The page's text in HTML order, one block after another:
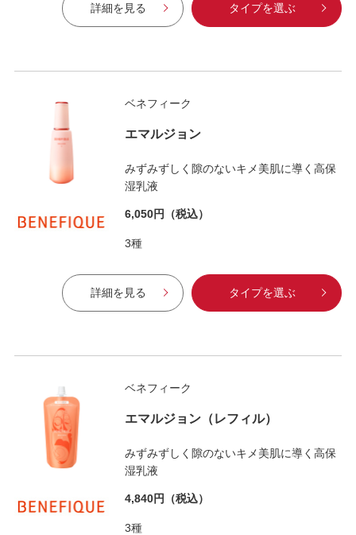
詳細を見る タイプを選ぶ
ベネフィーク
エマルジョン
みずみずしく隙のないキメ美肌に導く高保
湿乳液
6,050円 （税込）
3種
詳細を見る タイプを選ぶ
ベネフィーク
エマルジョン（レフィル）
みずみずしく隙のないキメ美肌に導く高保
湿乳液
4,840円 （税込）
3種